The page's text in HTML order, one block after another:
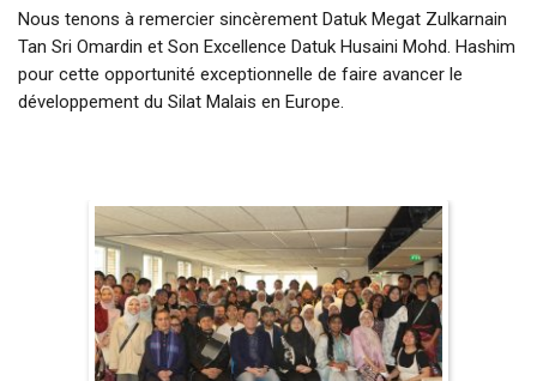
Nous tenons à remercier sincèrement Datuk Megat Zulkarnain
Tan Sri Omardin et Son Excellence Datuk Husaini Mohd. Hashim
pour cette opportunité exceptionnelle de faire avancer le
développement du Silat Malais en Europe.